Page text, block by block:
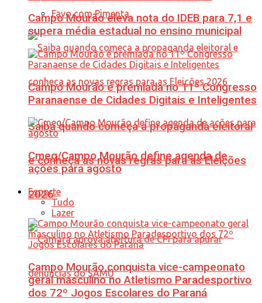
Favo com Pimenta
Saiba quando começa a propaganda eleitoral
e conheça as novas regras para as Eleições
2026
Campo Mourão eleva nota do IDEB para 7,1 e
supera média estadual no ensino municipal
Campo Mourão é premiada no 11º Congresso
Paranaense de Cidades Digitais e Inteligentes
Cmeg/Campo Mourão define agenda de
ações para agosto
Esporte
Tudo
Lazer
Campo Mourão conquista vice-campeonato
geral masculino no Atletismo Paradesportivo
dos 72º Jogos Escolares do Paraná